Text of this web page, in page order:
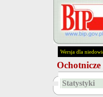
Wersja dla
Statystyki